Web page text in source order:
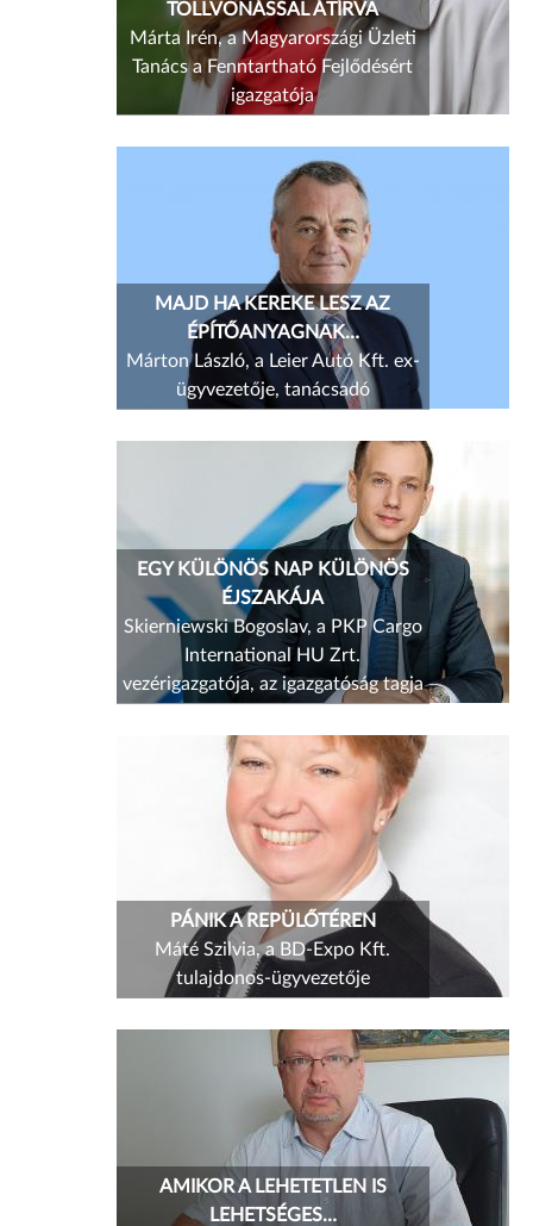
TOLLVONÁSSAL ÁTÍRVA
Márta Irén, a Magyarországi Üzleti
Tanács a Fenntartható Fejlődésért
igazgatója
MAJD HA KEREKE LESZ AZ
ÉPÍTŐANYAGNAK…
Márton László, a Leier Autó Kft. ex-
ügyvezetője, tanácsadó
EGY KÜLÖNÖS NAP KÜLÖNÖS
ÉJSZAKÁJA
Skierniewski Bogoslav, a PKP Cargo
International HU Zrt.
vezérigazgatója, az igazgatóság tagja
PÁNIK A REPÜLŐTÉREN
Máté Szilvia, a BD-Expo Kft.
tulajdonos-ügyvezetője
AMIKOR A LEHETETLEN IS
LEHETSÉGES…